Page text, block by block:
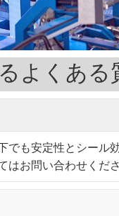
よくある
も安定性とシール
お問い合わせくださ